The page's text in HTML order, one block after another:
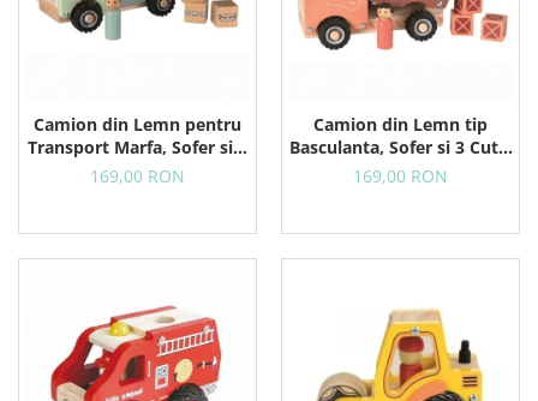
Camion din Lemn pentru
Transport Marfa, Sofer si 3
Colete, 18+ Luni
169,00 RON
Camion din Lemn tip
Basculanta, Sofer si 3 Cutii,
18+ Luni
169,00 RON